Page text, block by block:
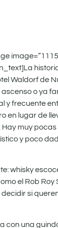
Waldorf de
o ya
y frecuente
lugar de
muy
y poco
whisky
el Rob
si
con una